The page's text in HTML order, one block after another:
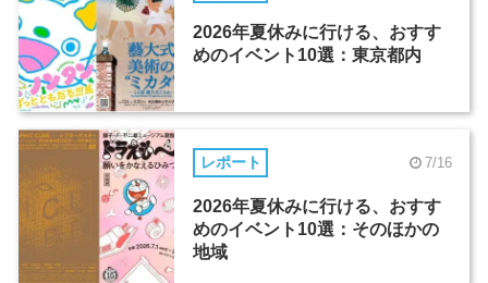
2026年夏休みに行ける、おすす
めのイベント10選：東京都内
レポート 7/16
2026年夏休みに行ける、おすす
めのイベント10選：そのほかの
地域